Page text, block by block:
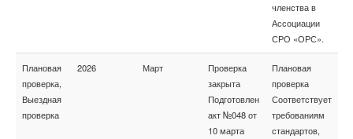
членства в
Ассоциации
СРО «ОРС».
Плановая
проверка,
Выездная
проверка
2026 Март
Проверка
закрыта
Подготовлен
акт №048 от
10 марта
Плановая
проверка
Соответствует
требованиям
стандартов,